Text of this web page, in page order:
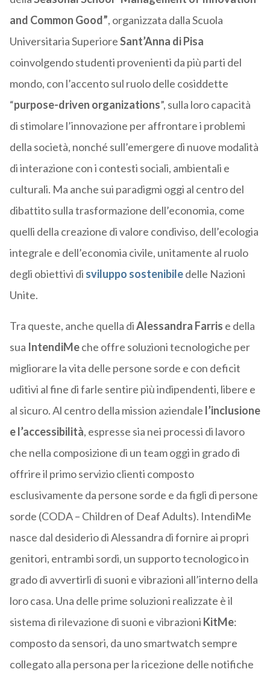
and Common Good”, organizzata dalla Scuola
Universitaria SuperioreSant’Anna di Pisa
coinvolgendo studenti provenienti da più parti del
mondo, con l’accento sul ruolo delle cosiddette
“purpose-driven organizations”, sulla loro capacità
di stimolare l’innovazione per affrontare i problemi
della società, nonché sull’emergere di nuove modalità
di interazione con i contesti sociali, ambientali e
culturali. Ma anche sui paradigmi oggi al centro del
dibattito sulla trasformazione dell’economia, come
quelli della creazione di valore condiviso, dell’ecologia
integrale e dell’economia civile, unitamente al ruolo
degli obiettivi di sviluppo sostenibiledelle Nazioni
Unite.
Tra queste, anche quella diAlessandra Farris e della
sua IntendiMeche offre soluzioni tecnologiche per
migliorare la vita delle persone sorde e con deficit
uditivi al fine di farle sentire più indipendenti, libere e
al sicuro. Al centro della mission aziendale l’inclusione
e l’accessibilità, espresse sia nei processi di lavoro
che nella composizione di un team oggi in grado di
offrire il primo servizio clienti composto
esclusivamente da persone sorde e da figli di persone
sorde (CODA – Children of Deaf Adults). IntendiMe
nasce dal desiderio di Alessandra di fornire ai propri
genitori, entrambi sordi, un supporto tecnologico in
grado di avvertirli di suoni e vibrazioni all’interno della
loro casa. Una delle prime soluzioni realizzate è il
sistema di rilevazione di suoni e vibrazioni KitMe:
composto da sensori, da uno smartwatch sempre
collegato alla persona per la ricezione delle notifiche